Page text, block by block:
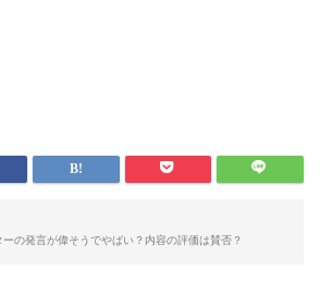
の発言が偉そうでやばい？内容の評価は賛否？